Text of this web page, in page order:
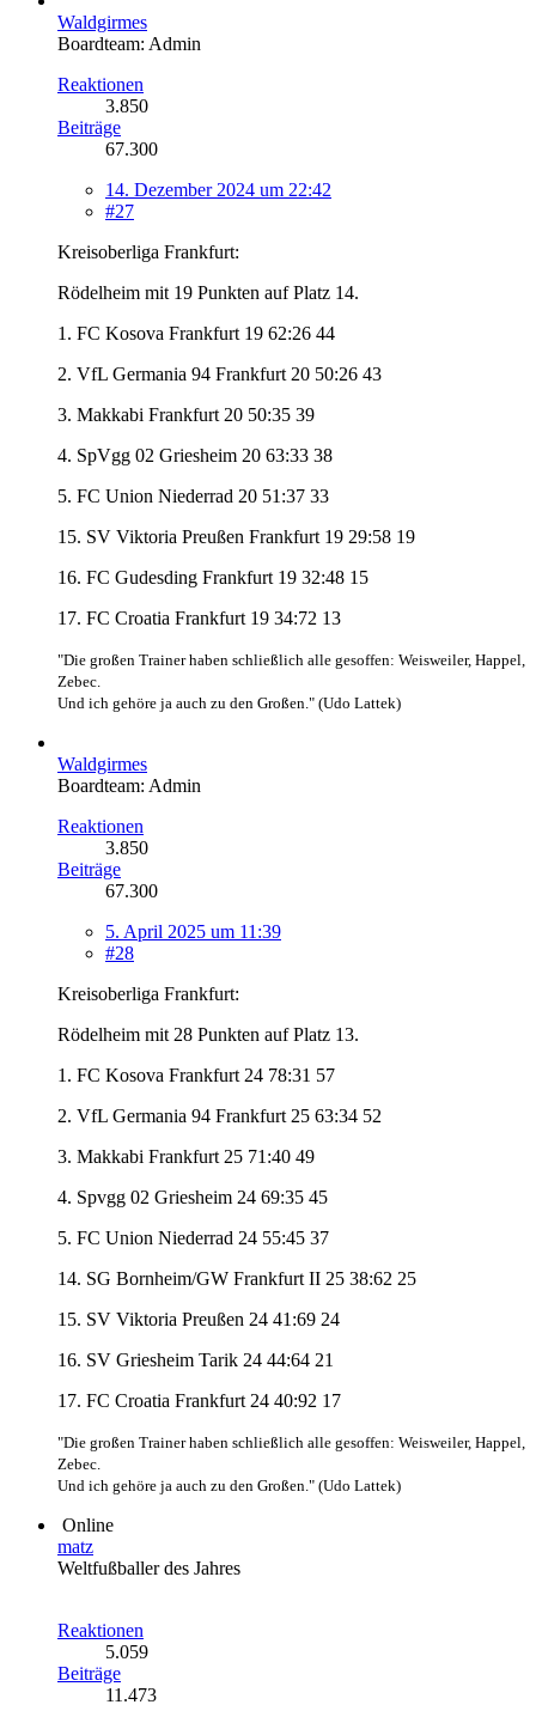
Waldgirmes
Boardteam: Admin
Reaktionen
3.850
Beiträge
67.300
14. Dezember 2024 um 22:42
#27
Kreisoberliga Frankfurt:
Rödelheim mit 19 Punkten auf Platz 14.
1. FC Kosova Frankfurt 19 62:26 44
2. VfL Germania 94 Frankfurt 20 50:26 43
3. Makkabi Frankfurt 20 50:35 39
4. SpVgg 02 Griesheim 20 63:33 38
5. FC Union Niederrad 20 51:37 33
15. SV Viktoria Preußen Frankfurt 19 29:58 19
16. FC Gudesding Frankfurt 19 32:48 15
17. FC Croatia Frankfurt 19 34:72 13
"Die großen Trainer haben schließlich alle gesoffen: Weisweiler, Happel,
Zebec.
Und ich gehöre ja auch zu den Großen." (Udo Lattek)
Waldgirmes
Boardteam: Admin
Reaktionen
3.850
Beiträge
67.300
5. April 2025 um 11:39
#28
Kreisoberliga Frankfurt:
Rödelheim mit 28 Punkten auf Platz 13.
1. FC Kosova Frankfurt 24 78:31 57
2. VfL Germania 94 Frankfurt 25 63:34 52
3. Makkabi Frankfurt 25 71:40 49
4. Spvgg 02 Griesheim 24 69:35 45
5. FC Union Niederrad 24 55:45 37
14. SG Bornheim/GW Frankfurt II 25 38:62 25
15. SV Viktoria Preußen 24 41:69 24
16. SV Griesheim Tarik 24 44:64 21
17. FC Croatia Frankfurt 24 40:92 17
"Die großen Trainer haben schließlich alle gesoffen: Weisweiler, Happel,
Zebec.
Und ich gehöre ja auch zu den Großen." (Udo Lattek)
Online
matz
Weltfußballer des Jahres
Reaktionen
5.059
Beiträge
11.473